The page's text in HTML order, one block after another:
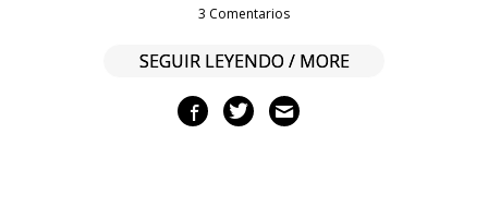
3 Comentarios
SEGUIR LEYENDO / MORE